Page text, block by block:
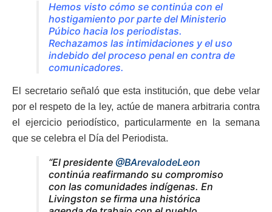
Hemos visto cómo se continúa con el
hostigamiento por parte del Ministerio
Púbico hacia los periodistas.
Rechazamos las intimidaciones y el uso
indebido del proceso penal en contra de
comunicadores.
El secretario señaló que esta institución, que debe velar
por el respeto de la ley, actúe de manera arbitraria contra
el ejercicio periodístico, particularmente en la semana
que se celebra el Día del Periodista.
“El presidente @BArevalodeLeon
continúa reafirmando su compromiso
con las comunidades indígenas. En
Livingston se firma una histórica